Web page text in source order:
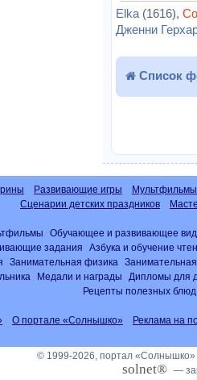
Elka(1616),
Дженни
Список
Развивающие игры
Сценарии детских праздников
Обучающее и развивающее
задания
Азбука и обучение
Занимательная физика
Медали и награды Дипломы для
Рецепты полезных
О портале «Солнышко» Реклама на
© 1999-2026, портал «Солнышко»
solnet® —